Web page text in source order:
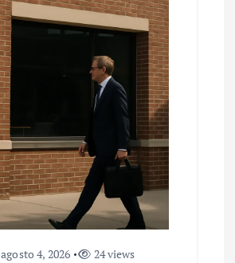
agosto 4, 2026 24 views